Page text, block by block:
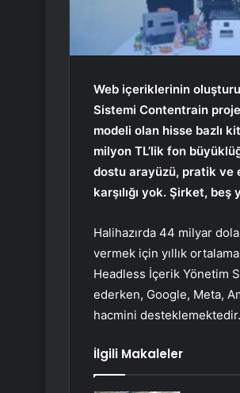
Web içeriklerinin
Sistemi Contentrain
modeli olan hisse bazlı
milyon TL’lik fon
dostu arayüzü, pratik ve
karşılığı yok. Şirket, beş
Halihazırda 44 milyar
vermek için yıllık
Headless İçerik Yönetim
ederken, Google, Meta,
hacmini desteklemektedir.
İlgili Makaleler